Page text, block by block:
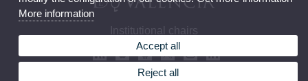
Institutional chairs
More information
Accept all
Reject all